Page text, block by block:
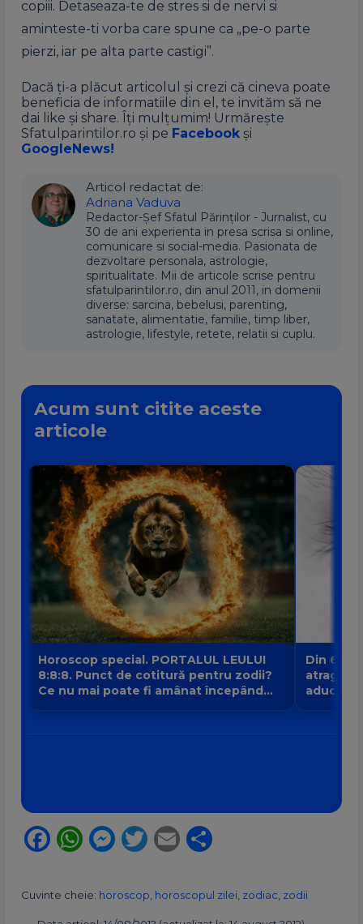
copiii. Detaseaza-te de stres si de nervi si
aminteste-ti vorba care spune ca „pe-o parte
pierzi, iar pe alta parte castigi”.
Dacă ți-a plăcut articolul și crezi că cineva poate
beneficia de informatiile din el, te invităm să ne
dai like și share. Îți mulțumim! Urmărește
Sfatulparintilor.ro și pe Facebook și
GoogleNews!
Articol redactat de:
Adriana Vaduva
Redactor-Șef Sfatul Părinților - Jurnalist, cu
30 de ani experienta in presa scrisa si online,
comunicare si social-media. Pasionata de
dezvoltare personala, astrologie,
spiritualitate. Mii de articole scrise pentru
sfatulparintilor.ro, din anul 2011, in domenii
diverse: sarcina, bebelusi, parenting,
sanatate, alimentatie, familie, timp liber,
astrologie, lifestyle, retete, relatii si cuplu.
Acum sunt citite aceste
articole
Horoscop special. PORTALUL LEULUI
8:8:8. Punct de cotitură pentru zodii?
Ce nu mai poate fi amânat începând
Din 6
atrage
aduce
Facebook
WhatsApp
Messenger
Twitter
Email
Cuvinte cheie: horoscop horoscopul zilei zodiac zodii